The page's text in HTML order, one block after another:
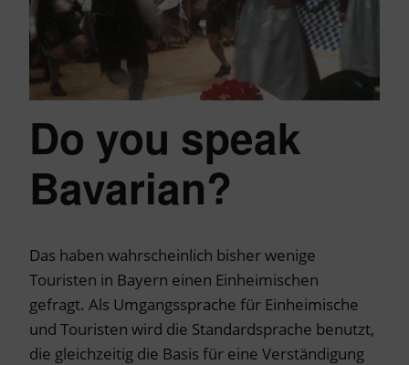
Do you speak
Bavarian?
Das haben wahrscheinlich bisher wenige
Touristen in Bayern einen Einheimischen
gefragt. Als Umgangssprache für Einheimische
und Touristen wird die Standardsprache benutzt,
die gleichzeitig die Basis für eine Verständigung